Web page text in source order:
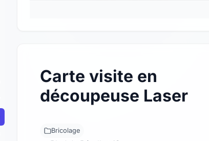
Carte visite en
découpeuse Laser
Bricolage